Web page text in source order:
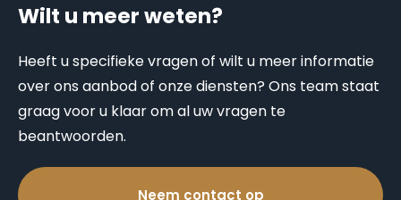
Wilt u meer weten?
Heeft u specifieke vragen of wilt u meer informatie
over ons aanbod of onze diensten? Ons team staat
graag voor u klaar om al uw vragen te
beantwoorden.
Neem contact op